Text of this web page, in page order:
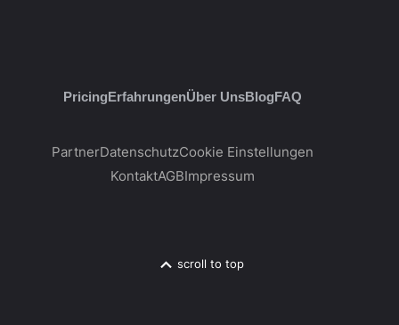
PricingErfahrungenÜber UnsBlogFAQ
PartnerDatenschutzCookie Einstellungen
KontaktAGBImpressum
scroll to top